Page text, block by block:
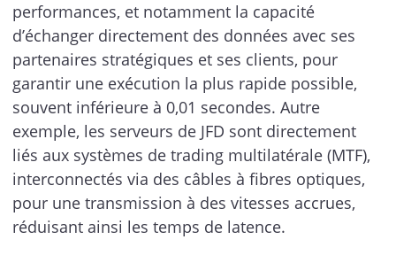
performances, et notamment la capacité
d’échanger directement des données avec ses
partenaires stratégiques et ses clients, pour
garantir une exécution la plus rapide possible,
souvent inférieure à 0,01 secondes. Autre
exemple, les serveurs de JFD sont directement
liés aux systèmes de trading multilatérale (MTF),
interconnectés via des câbles à fibres optiques,
pour une transmission à des vitesses accrues,
réduisant ainsi les temps de latence.